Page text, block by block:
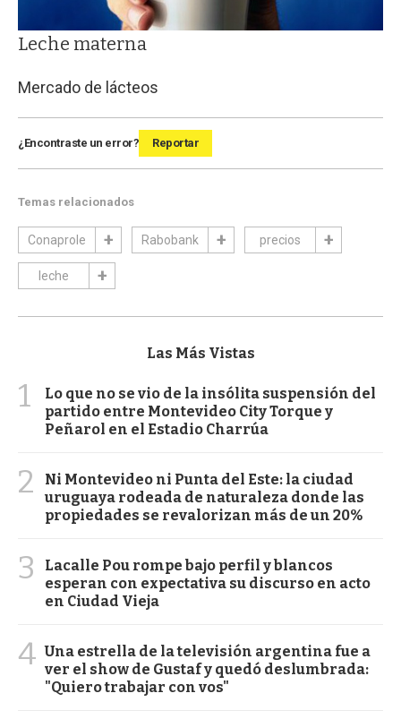
Leche materna
Mercado de lácteos
¿Encontraste un error? Reportar
Temas relacionados
Conaprole Rabobank precios
leche
Las Más Vistas
1
Lo que no se vio de la insólita suspensión del
partido entre Montevideo City Torque y
Peñarol en el Estadio Charrúa
2
Ni Montevideo ni Punta del Este: la ciudad
uruguaya rodeada de naturaleza donde las
propiedades se revalorizan más de un 20%
3
Lacalle Pou rompe bajo perfil y blancos
esperan con expectativa su discurso en acto
en Ciudad Vieja
4 Una estrella de la televisión argentina fue a
ver el show de Gustaf y quedó deslumbrada:
"Quiero trabajar con vos"